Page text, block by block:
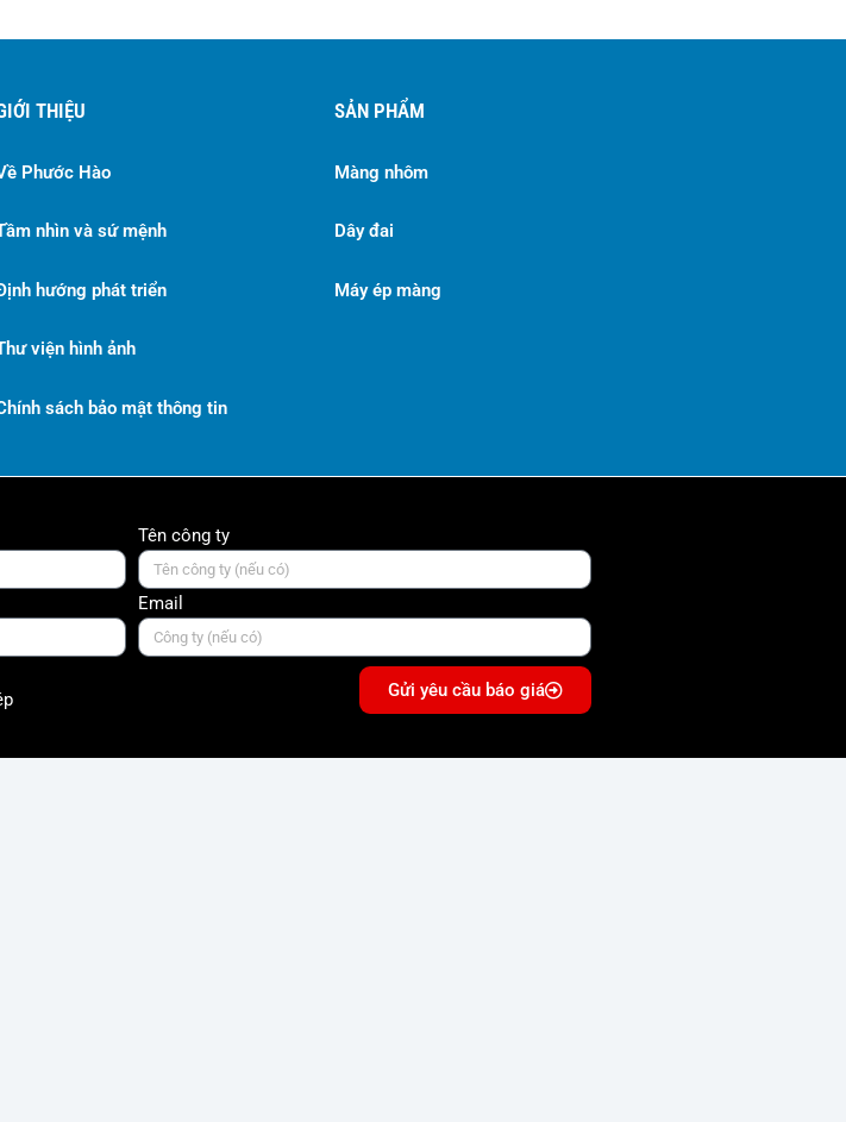
THIỆU
Phước Hào
nhìn và sứ mệnh
hướng phát triển
viện hình ảnh
sách bảo mật thông tin
SẢN PHẨM
Màng nhôm
Dây đai
Máy ép màng
Tên công ty
Email
Gửi yêu cầu báo giá